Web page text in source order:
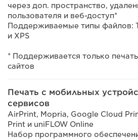
через доп. пространство,
пользователя и веб-доступ*
Поддерживаемые типы файлов:
и XPS
* Поддерживается только
сайтов
Печать с мобильных
сервисов
AirPrint, Mopria, Google Cloud
Print и uniFLOW Online
Набор программного